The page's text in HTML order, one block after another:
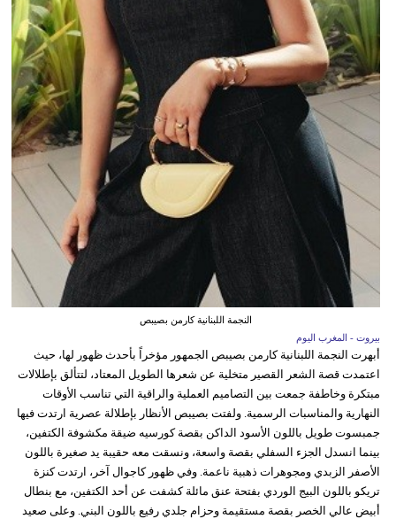
النجمة اللبنانية كارمن بصيبص
بيروت - المغرب اليوم
أبهرت النجمة اللبنانية كارمن بصيبص الجمهور مؤخراً بأحدث ظهور لها، حيث
اعتمدت قصة الشعر القصير متخلية عن شعرها الطويل المعتاد، لتتألق بإطلالات
مبتكرة وخاطفة جمعت بين التصاميم العملية والراقية التي تناسب الأوقات
النهارية والمناسبات الرسمية. ولفتت بصيبص الأنظار بإطلالة عصرية ارتدت فيها
جمبسوت طويل باللون الأسود الداكن بقصة كورسيه ضيقة مكشوفة الكتفين،
بينما انسدل الجزء السفلي بقصة واسعة، ونسقت معه حقيبة يد صغيرة باللون
الأصفر الزبدي ومجوهرات ذهبية ناعمة. وفي ظهور كاجوال آخر، ارتدت كنزة
تريكو باللون البيج الوردي بفتحة عنق مائلة كشفت عن أحد الكتفين، مع بنطال
أبيض عالي الخصر بقصة مستقيمة وحزام جلدي رفيع باللون البني. وعلى صعيد